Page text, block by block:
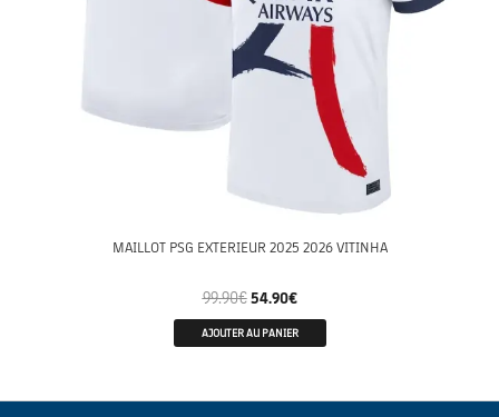
MAILLOT PSG EXTERIEUR 2025 2026 VITINHA
99.90€ 54.90€
AJOUTER AU PANIER